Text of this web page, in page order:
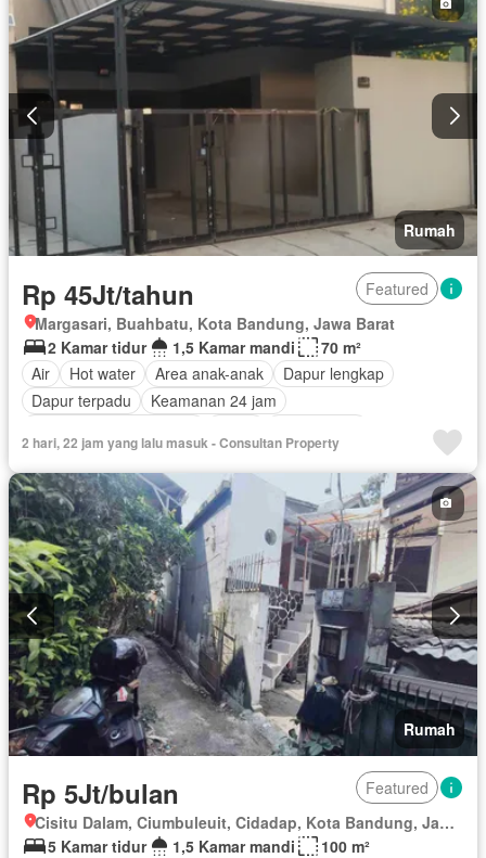
Halaman Wifi Tanpa perabotan
Rumah
Rp 45Jt/tahun
Featured
Margasari, Buahbatu, Kota Bandung, Jawa Barat
2 Kamar tidur
1,5 Kamar mandi
70 m²
Air
Hot water Area anak-anak
Dapur lengkap
Dapur terpadu
Keamanan 24 jam
Secure parking
Rumah jaga Taman
Tangki air
Garasi
Teras Sebagian perabotan
2 hari, 22 jam yang lalu masuk - Consultan Property
Rumah
Rp 5Jt/bulan
Featured
Cisitu Dalam, Ciumbuleuit, Cidadap, Kota Bandung, Jawa Barat
5 Kamar tidur
1,5 Kamar mandi
100 m²